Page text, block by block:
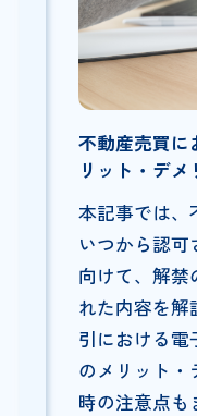
不動産売買に
リット・デメ
本記事では、
いつから認可
向けて、解禁
れた内容を解
引における電
のメリット・
時の注意点も